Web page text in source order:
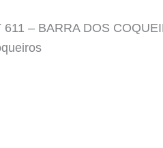
– BARRA DOS